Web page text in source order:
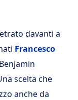
davanti a
Francesco
scelta che
anche da